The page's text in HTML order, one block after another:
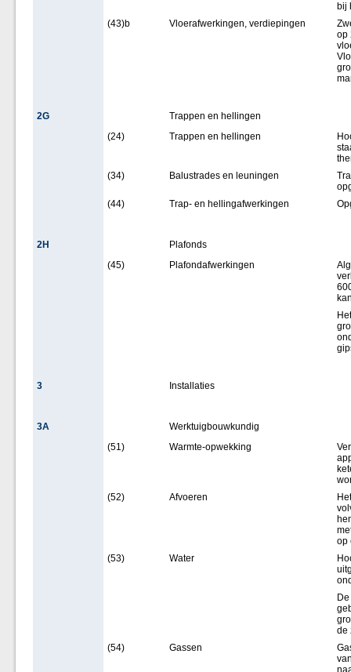
bij
(43)b
Vloerafwerkingen, verdiepingen
op
2G
Trappen en hellingen
(24)
Trappen en hellingen
(34)
Balustrades en leuningen
(44)
Trap- en hellingafwerkingen
2H
Plafonds
(45)
Plafondafwerkingen
3 Installaties
3A
Werktuigbouwkundig
(51)
Warmte-opwekking
(52)
Afvoeren
op
(53)
Water
de
(54)
Gassen